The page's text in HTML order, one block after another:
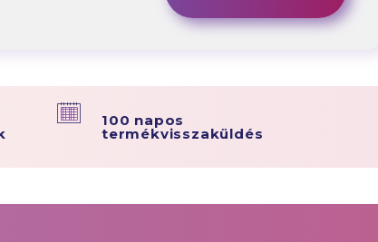
100 napos
termékvisszaküldés